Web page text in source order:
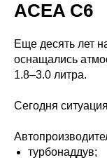
ACEA C6
Еще десять лет
оснащались
1.8–3.0 литра.
Сегодня
турбонаддув;